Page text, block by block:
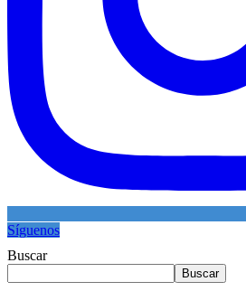
Síguenos
Buscar
Buscar